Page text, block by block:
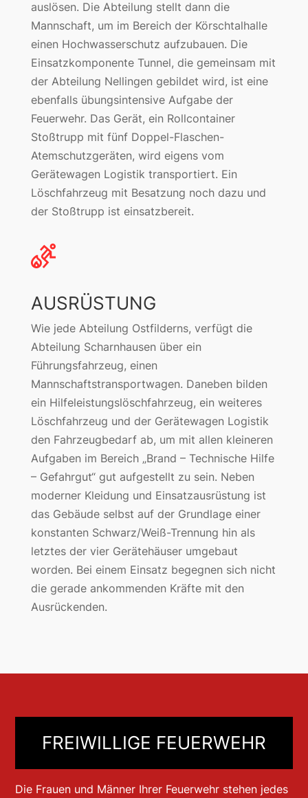
auslösen. Die Abteilung stellt dann die
Mannschaft, um im Bereich der Körschtalhalle
einen Hochwasserschutz aufzubauen. Die
Einsatzkomponente Tunnel, die gemeinsam mit
der Abteilung Nellingen gebildet wird, ist eine
ebenfalls übungsintensive Aufgabe der
Feuerwehr. Das Gerät, ein Rollcontainer
Stoßtrupp mit fünf Doppel-Flaschen-
Atemschutzgeräten, wird eigens vom
Gerätewagen Logistik transportiert. Ein
Löschfahrzeug mit Besatzung noch dazu und
der Stoßtrupp ist einsatzbereit.
AUSRÜSTUNG
Wie jede Abteilung Ostfilderns, verfügt die
Abteilung Scharnhausen über ein
Führungsfahrzeug, einen
Mannschaftstransportwagen. Daneben bilden
ein Hilfeleistungslöschfahrzeug, ein weiteres
Löschfahrzeug und der Gerätewagen Logistik
den Fahrzeugbedarf ab, um mit allen kleineren
Aufgaben im Bereich „Brand – Technische Hilfe
– Gefahrgut“ gut aufgestellt zu sein. Neben
moderner Kleidung und Einsatzausrüstung ist
das Gebäude selbst auf der Grundlage einer
konstanten Schwarz/Weiß-Trennung hin als
letztes der vier Gerätehäuser umgebaut
worden. Bei einem Einsatz begegnen sich nicht
die gerade ankommenden Kräfte mit den
Ausrückenden.
FREIWILLIGE FEUERWEHR
Die Frauen und Männer Ihrer Feuerwehr stehen jedes